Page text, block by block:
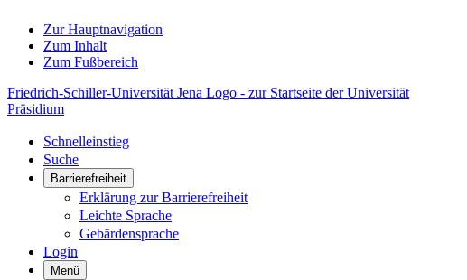
Zur Hauptnavigation
Zum Inhalt
Zum Fußbereich
Friedrich-Schiller-Universität Jena Logo - zur Startseite der Universität
Präsidium
Schnelleinstieg
Suche
Barrierefreiheit
Erklärung zur Barrierefreiheit
Leichte Sprache
Gebärdensprache
Login
Menü